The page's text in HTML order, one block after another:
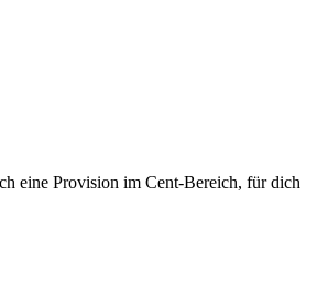
eine Provision im Cent-Bereich, für dich